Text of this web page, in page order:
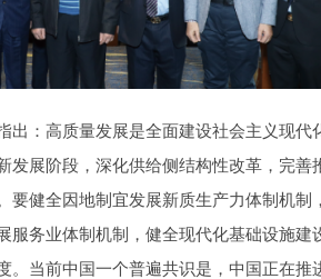
出：高质量发展是全面建设社会主义现
发展阶段，深化供给侧结构性改革，完
要健全因地制宜发展新质生产力体制机
服务业体制机制，健全现代化基础设施
。当前中国一个普遍共识是，中国正在推